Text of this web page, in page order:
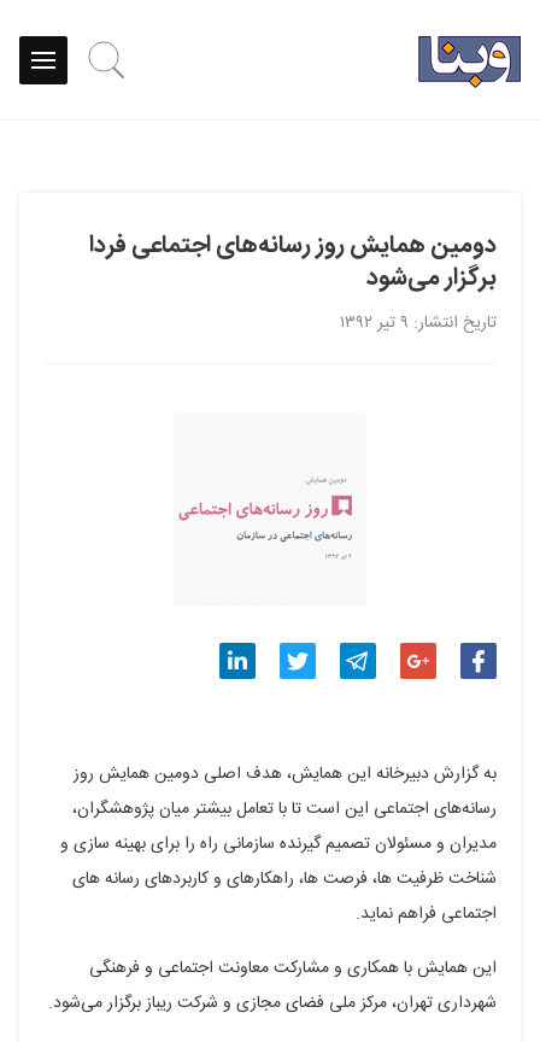
دومین همایش روز رسانه‌های اجتماعی فردا
برگزار می‌شود
تاریخ انتشار: ۹ تیر ۱۳۹۲
در
فیسبوک
در
گوگل
پلاس
در
تلگرام
در
توییتر لینکدین
به گزارش دبیرخانه این همایش، هدف اصلی دومین همایش روز
رسانه‌های اجتماعی این است تا با تعامل بیشتر میان پژوهشگران،
مدیران و مسئولان تصمیم گیرنده سازمانی راه را برای بهینه سازی و
شناخت ظرفیت ها، فرصت ها، راهکارهای و کاربردهای رسانه های
اجتماعی فراهم نماید.
این همایش با همکاری و مشارکت معاونت اجتماعی و فرهنگی
شهرداری تهران، مرکز ملی فضای مجازی و شرکت ریباز برگزار می‌شود.